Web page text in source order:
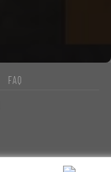
FAQ